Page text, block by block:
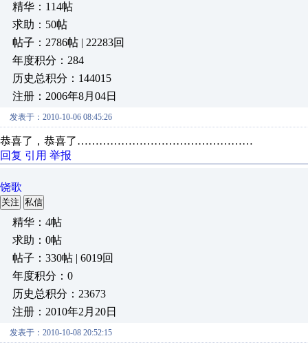
精华：114帖
求助：50帖
帖子：2786帖 | 22283回
年度积分：284
历史总积分：144015
注册：2006年8月04日
发表于：2010-10-06 08:45:26
恭喜了，恭喜了…………………………………………
回复 引用 举报
饶歌
关注 私信
精华：4帖
求助：0帖
帖子：330帖 | 6019回
年度积分：0
历史总积分：23673
注册：2010年2月20日
发表于：2010-10-08 20:52:15